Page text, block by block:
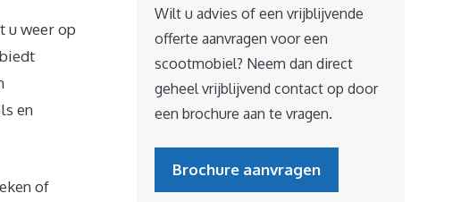
u weer op
en
of
Wilt u advies of een vrijblijvende
offerte aanvragen voor een
scootmobiel? Neem dan direct
geheel vrijblijvend contact op door
een brochure aan te vragen.
Brochure aanvragen